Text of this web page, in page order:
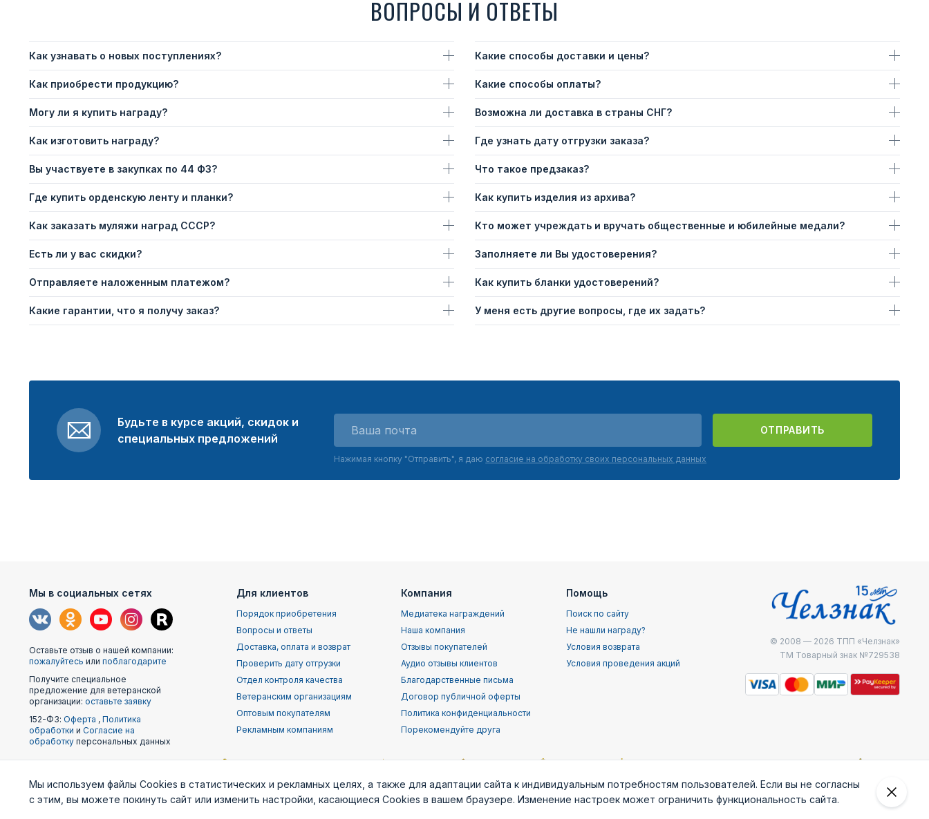
ВОПРОСЫ И ОТВЕТЫ
Как узнавать о новых поступлениях?
Как приобрести продукцию?
Могу ли я купить награду?
Как изготовить награду?
Вы участвуете в закупках по 44 ФЗ?
Где купить орденскую ленту и планки?
Как заказать муляжи наград СССР?
Есть ли у вас скидки?
Отправляете наложенным платежом?
Какие гарантии, что я получу заказ?
Какие способы доставки и цены?
Какие способы оплаты?
Возможна ли доставка в страны СНГ?
Где узнать дату отгрузки заказа?
Что такое предзаказ?
Как купить изделия из архива?
Кто может учреждать и вручать общественные и юбилейные медали?
Заполняете ли Вы удостоверения?
Как купить бланки удостоверений?
У меня есть другие вопросы, где их задать?
Будьте в курсе акций, скидок и
специальных предложений
ОТПРАВИТЬ
Нажимая кнопку "Отправить", я даю согласие на обработку своих персональных данных
Мы в социальных сетях
Оставьте отзыв о нашей компании:
пожалуйтесь или поблагодарите
Получите специальное
предложение для ветеранской
организации: оставьте заявку
152-ФЗ: Оферта , Политика
обработки и Согласие на
обработку персональных данных
Для клиентов
Порядок приобретения
Вопросы и ответы
Доставка, оплата и возврат
Проверить дату отгрузки
Отдел контроля качества
Ветеранским организациям
Оптовым покупателям
Рекламным компаниям
Компания
Медиатека награждений
Наша компания
Отзывы покупателей
Аудио отзывы клиентов
Благодарственные письма
Договор публичной оферты
Политика конфиденциальности
Порекомендуйте друга
Помощь
Поиск по сайту
Не нашли награду?
Условия возврата
Условия проведения акций
© 2008 — 2026 ТПП «Челзнак»
ТМ Товарный знак №729538
Наши
партнеры
Министерство
Генштаб ВС РФ
Военно-морской
Воздушно-
ВВС (ВКС) РФ
Пограничные
Служба внешней
Железнодоржные
Министерство
МЧС России
Мы используем файлы Cookies в статистических и рекламных целях, а также для адаптации сайта к индивидуальным потребностям пользователей. Если вы не согласны
с этим, вы можете покинуть сайт или изменить настройки, касающиеся Cookies в вашем браузере. Изменение настроек может ограничить функциональность сайта.